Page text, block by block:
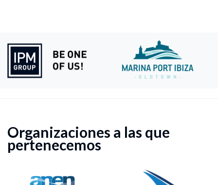
Organizaciones a las que
pertenecemos